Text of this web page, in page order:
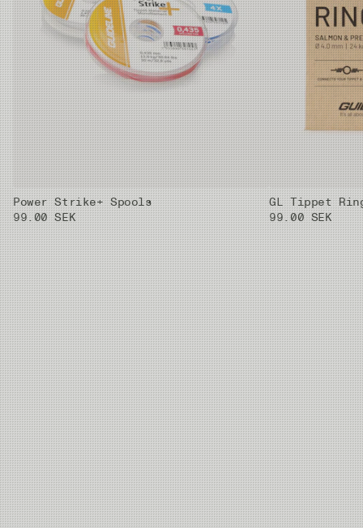
0.235 mm 4.43kg 30m
30m
01X 0.33 mm 8.42kg 30m
02X 0.37 mm 10.2kg 30m
03X 0.405 mm 11.59kg 30m
04X 0.435 mm 13.9kg 30m
05X 0.47 mm 16.42kg 30m
06X 0.52 mm 20.38kg 20m
Power Strike+ Spools
99.00 SEK
GL Tippet
99.00 SEK